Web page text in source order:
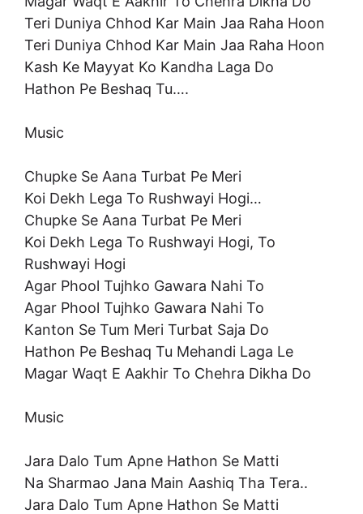
Teri Duniya Chhod Kar Main Jaa Raha Hoon
Teri Duniya Chhod Kar Main Jaa Raha Hoon
Kash Ke Mayyat Ko Kandha Laga Do
Hathon Pe Beshaq Tu….
Music
Chupke Se Aana Turbat Pe Meri
Koi Dekh Lega To Rushwayi Hogi…
Chupke Se Aana Turbat Pe Meri
Koi Dekh Lega To Rushwayi Hogi, To
Rushwayi Hogi
Agar Phool Tujhko Gawara Nahi To
Agar Phool Tujhko Gawara Nahi To
Kanton Se Tum Meri Turbat Saja Do
Hathon Pe Beshaq Tu Mehandi Laga Le
Magar Waqt E Aakhir To Chehra Dikha Do
Music
Jara Dalo Tum Apne Hathon Se Matti
Na Sharmao Jana Main Aashiq Tha Tera..
Jara Dalo Tum Apne Hathon Se Matti